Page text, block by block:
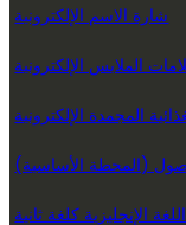
شارة الاسم الإلكترونية
الملابس الإلكترونية
المجمدة الإلكترونية
(المحطة الأساسية)
الإنجليزية كلغة ثانية